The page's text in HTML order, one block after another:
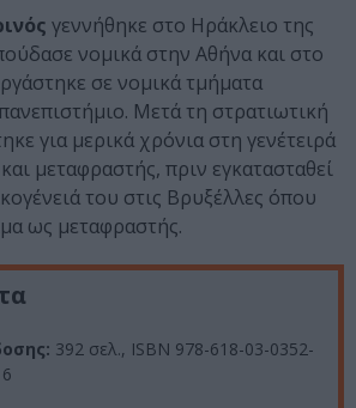
γεννήθηκε στο Ηράκλειο της
νομικά στην Αθήνα και στο
σε νομικά τμήματα
Μετά τη στρατιωτική
για μερικά χρόνια στη γενέτειρά
μεταφραστής, πριν εγκατασταθεί
του στις Βρυξέλλες όπου
ως μεταφραστής.
392 σελ., ISBN 978-618-03-0352-